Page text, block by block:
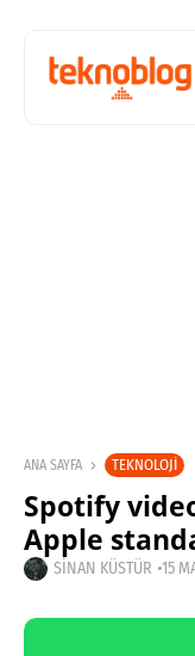
ANA SAYFA TEKNOLOJI
Spotify
Apple
SINAN KÜSTÜR 15